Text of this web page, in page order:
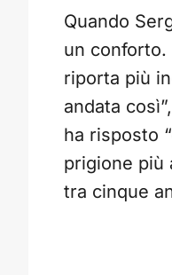
Quando
un conforto.
riporta più
andata
ha risposto
prigione più
tra cinque